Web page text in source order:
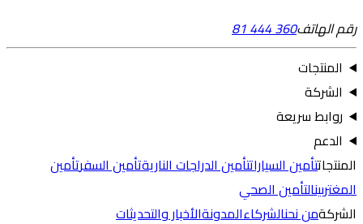
رقم الهاتف81 444 360
المنتجات
الشركة
روابط سريعة
الدعم
المنتجاتتأمين السياراتتأمين الدراجات الناريةتأمين السفرتأمين
المغتربينالتأمين الصحي
الشركةمن نحنالشركاءالمدونةالأخبار والتحديثات